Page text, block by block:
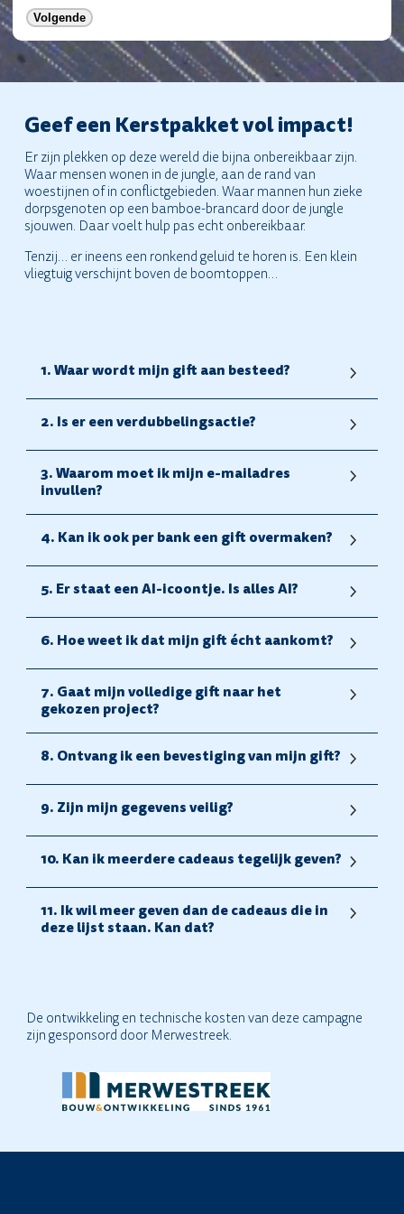
Geef een Kerstpakket vol impact!
Er zijn plekken op deze wereld die bijna onbereikbaar zijn.
Waar mensen wonen in de jungle, aan de rand van
woestijnen of in conflictgebieden. Waar mannen hun zieke
dorpsgenoten op een bamboe-brancard door de jungle
sjouwen. Daar voelt hulp pas echt onbereikbaar.
Tenzij… er ineens een ronkend geluid te horen is. Een klein
vliegtuig verschijnt boven de boomtoppen…
1. Waar wordt mijn gift aan besteed?
2. Is er een verdubbelingsactie?
3. Waarom moet ik mijn e-mailadres
invullen?
4. Kan ik ook per bank een gift overmaken?
5. Er staat een AI-icoontje. Is alles AI?
6. Hoe weet ik dat mijn gift écht aankomt?
7. Gaat mijn volledige gift naar het
gekozen project?
8. Ontvang ik een bevestiging van mijn gift?
9. Zijn mijn gegevens veilig?
10. Kan ik meerdere cadeaus tegelijk geven?
11. Ik wil meer geven dan de cadeaus die in
deze lijst staan. Kan dat?
De ontwikkeling en technische kosten van deze campagne
zijn gesponsord door Merwestreek.